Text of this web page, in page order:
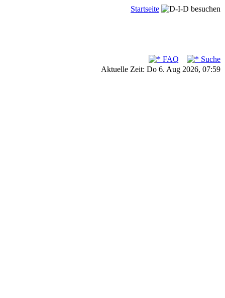
Startseite
FAQ
Suche
Aktuelle Zeit: Do 6. Aug 2026, 07:59